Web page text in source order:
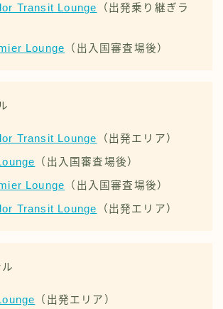
Transit Lounge （出発乗り継ぎラ
Lounge （出入国審査場後）
Transit Lounge （出発エリア）
（出入国審査場後）
Lounge （出入国審査場後）
Transit Lounge （出発エリア）
（出発エリア）